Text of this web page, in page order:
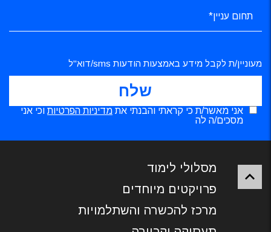
מעוניין/ת לקבל מידע באמצעות הודעות sms/דוא"ל
אני מאשר/ת כי קראתי והבנתי את מדיניות הפרטיות וכי אני
מסכים/ה לה
מסלולי לימוד
פרויקטים מיוחדים
מרכז להכשרה והשתלמויות